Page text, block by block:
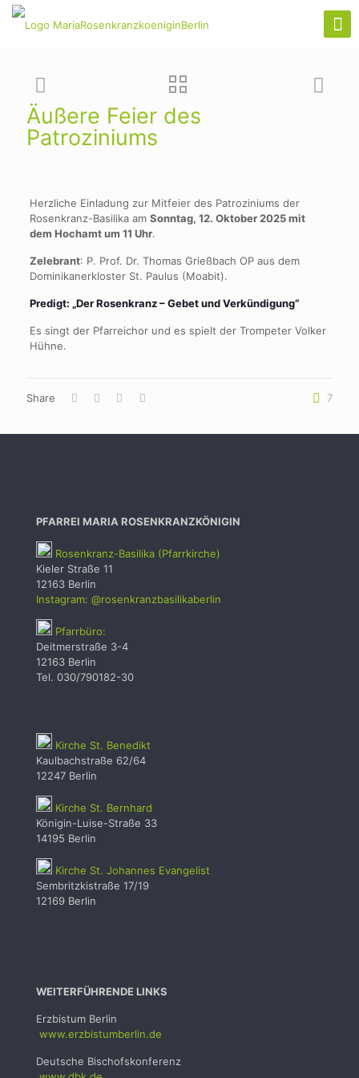
Äußere Feier des
Patroziniums
Herzliche Einladung zur Mitfeier des Patroziniums der
Rosenkranz-Basilika am Sonntag, 12. Oktober 2025 mit
dem Hochamt um 11 Uhr.
Zelebrant: P. Prof. Dr. Thomas Grießbach OP aus dem
Dominikanerkloster St. Paulus (Moabit).
Predigt: „Der Rosenkranz – Gebet und Verkündigung“
Es singt der Pfarreichor und es spielt der Trompeter Volker
Hühne.
Share 7
PFARREI MARIA ROSENKRANZKÖNIGIN
Rosenkranz-Basilika (Pfarrkirche)
Kieler Straße 11
12163 Berlin
Instagram: @rosenkranzbasilikaberlin
Pfarrbüro:
Deitmerstraße 3-4
12163 Berlin
Tel. 030/790182-30
Kirche St. Benedikt
Kaulbachstraße 62/64
12247 Berlin
Kirche St. Bernhard
Königin-Luise-Straße 33
14195 Berlin
Kirche St. Johannes Evangelist
Sembritzkistraße 17/19
12169 Berlin
WEITERFÜHRENDE LINKS
Erzbistum Berlin
www.erzbistumberlin.de
Deutsche Bischofskonferenz